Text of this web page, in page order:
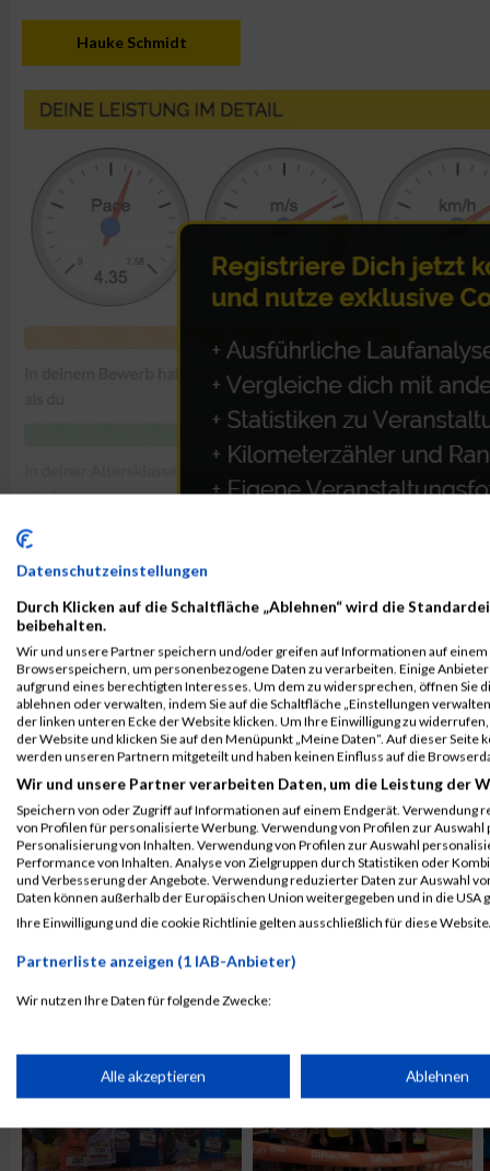
Hauke Schmidt
ALBUM B2RUN MÜNCHEN / 15.07.2026
ALBUM B2RUN KÖLN / 05.09.2019
Datenschutzeinstellungen
Durch Klicken auf die Schaltfläche „Ablehnen“ wird die
beibehalten.
Wir und unsere Partner speichern und/oder greifen auf Informationen auf einem
Browserspeichern, um personenbezogene Daten zu verarbeiten. Einige
aufgrund eines berechtigten Interesses. Um dem zu widersprechen, öffnen Sie
ablehnen oder verwalten, indem Sie auf die Schaltfläche „Einstellungen
der linken unteren Ecke der Website klicken. Um Ihre Einwilligung zu
der Website und klicken Sie auf den Menüpunkt „Meine Daten“. Auf dieser
werden unseren Partnern mitgeteilt und haben keinen Einfluss auf die
Wir und unsere Partner verarbeiten Daten, um die Leistung der
Speichern von oder Zugriff auf Informationen auf einem Endgerät. Verwendung
von Profilen für personalisierte Werbung. Verwendung von Profilen zur
Personalisierung von Inhalten. Verwendung von Profilen zur Auswahl
Performance von Inhalten. Analyse von Zielgruppen durch Statistiken oder
und Verbesserung der Angebote. Verwendung reduzierter Daten zur Auswahl
Daten können außerhalb der Europäischen Union weitergegeben und in die USA
Ihre Einwilligung und die cookie Richtlinie gelten ausschließlich für diese
Partnerliste anzeigen (1 IAB-Anbieter)
Wir nutzen Ihre Daten für folgende Zwecke:
Speichern von oder Zugriff auf Informationen auf einem
Verwendung reduzierter Daten zur Auswahl von Werbeanzeigen
Alle akzeptieren Ablehnen